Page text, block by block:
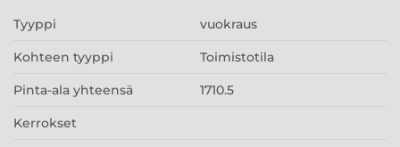
Tyyppi vuokraus
Kohteen tyyppi Toimistotila
Pinta-ala yhteensä 1710.5
Kerrokset